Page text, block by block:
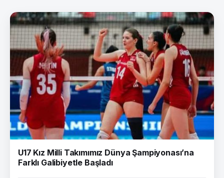
U17 Kız Milli Takımımız Dünya Şampiyonası’na
Farklı Galibiyetle Başladı